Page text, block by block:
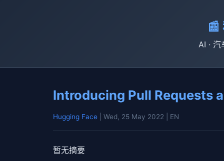
📰
AI ·
Introducing Pull Requests
Hugging Face | Wed, 25 May 2022 | EN
暂无摘要